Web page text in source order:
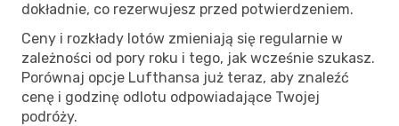
dokładnie, co rezerwujesz przed potwierdzeniem.
Ceny i rozkłady lotów zmieniają się regularnie w
zależności od pory roku i tego, jak wcześnie szukasz.
Porównaj opcje Lufthansa już teraz, aby znaleźć
cenę i godzinę odlotu odpowiadające Twojej
podróży.